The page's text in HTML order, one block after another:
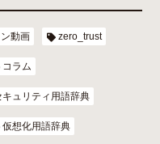
動画 zero_trust
コラム
キュリティ用語辞典
仮想化用語辞典